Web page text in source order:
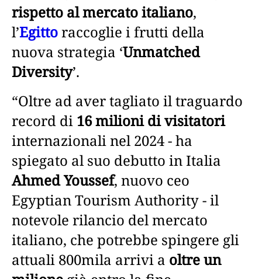
rispetto al mercato italiano,
l’Egittoraccoglie i frutti della
nuova strategia ‘Unmatched
Diversity’.
“Oltre ad aver tagliato il traguardo
record di 16 milioni di visitatori
internazionali nel 2024 - ha
spiegato al suo debutto in Italia
Ahmed Youssef, nuovo ceo
Egyptian Tourism Authority - il
notevole rilancio del mercato
italiano, che potrebbe spingere gli
attuali 800mila arrivi a oltre un